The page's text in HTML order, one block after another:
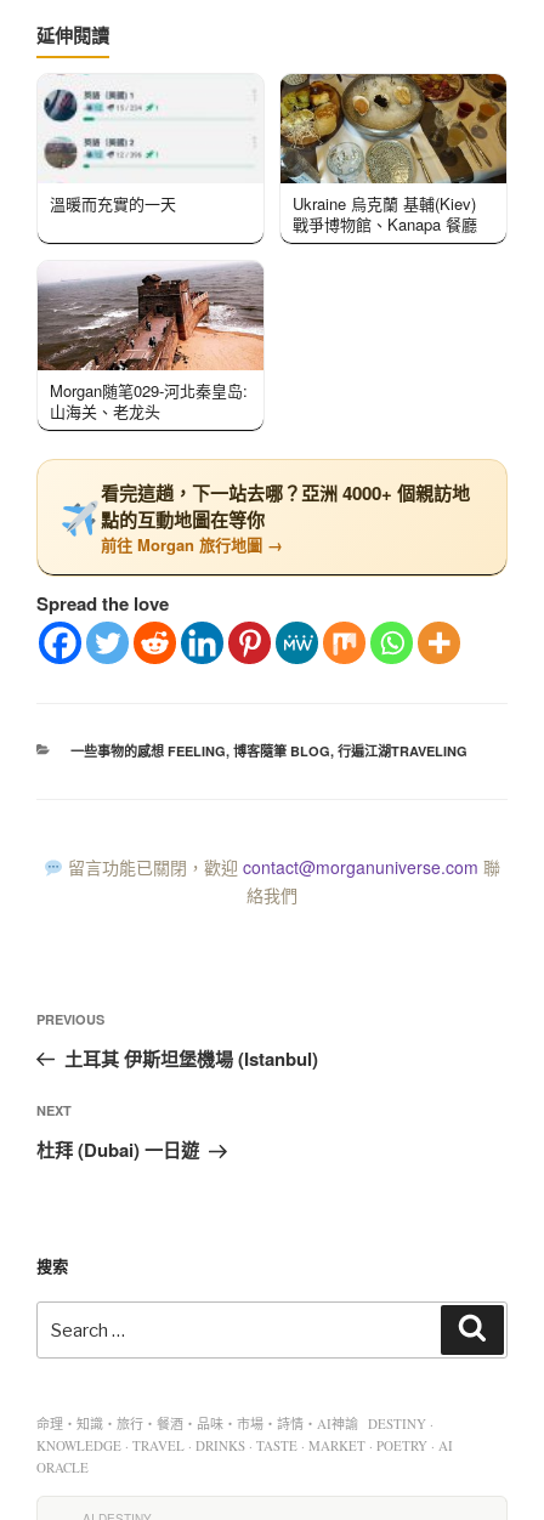
延伸閱讀
溫暖而充實的一天
Ukraine 烏克蘭 基輔(Kiev)
戰爭博物館、Kanapa 餐廳
Morgan随笔029-河北秦皇岛:
山海关、老龙头
看完這趟，下一站去哪？亞洲 4000+ 個親訪地
點的互動地圖在等你
前往 Morgan 旅行地圖 →
Spread the love
一些事物的感想 FEELING, 博客隨筆 BLOG, 行遍江湖TRAVELING
留言功能已關閉，歡迎 contact@morganuniverse.com 聯
絡我們
PREVIOUS
土耳其 伊斯坦堡機場 (Istanbul)
NEXT
杜拜 (Dubai) 一日遊
搜索
命理・知識・旅行・餐酒・品味・市場・詩情・AI神諭 DESTINY ·
KNOWLEDGE · TRAVEL · DRINKS · TASTE · MARKET · POETRY · AI
ORACLE